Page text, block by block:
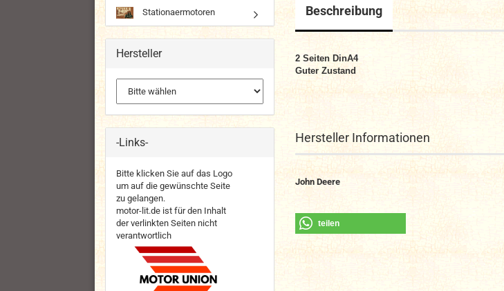
Beschreibung
2 Seiten DinA4
Guter Zustand
Hersteller Informationen
John Deere
teilen
Stationaermotoren
Hersteller
-Links-
Bitte klicken Sie auf das Logo
um auf die gewünschte Seite
zu gelangen.
motor-lit.de ist für den Inhalt
der verlinkten Seiten nicht
verantwortlich